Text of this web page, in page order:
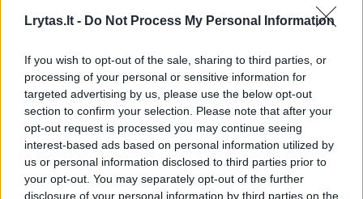
Lrytas.lt - Do Not Process My Personal Information
If you wish to opt-out of the sale, sharing to third parties, or
processing of your personal or sensitive information for
targeted advertising by us, please use the below opt-out
section to confirm your selection. Please note that after your
opt-out request is processed you may continue seeing
interest-based ads based on personal information utilized by
us or personal information disclosed to third parties prior to
your opt-out. You may separately opt-out of the further
disclosure of your personal information by third parties on the
00:01:31
Pamatykite atsisveikinimo su K. Prunskiene akimirkas:
amžinojo poilsio ji atguls Antakalnio kapinėse
Lietuvos diena
Visi įrašai